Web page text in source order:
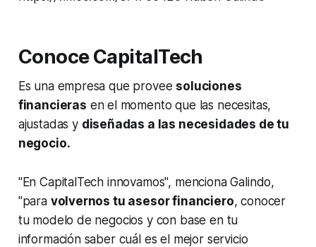
Conoce CapitalTech
Es una empresa que provee soluciones
financieras en el momento que las necesitas,
ajustadas y diseñadas a las necesidades de tu
negocio.
"En CapitalTech innovamos", menciona Galindo,
"para volvernos tu asesor financiero, conocer
tu modelo de negocios y con base en tu
información saber cuál es el mejor servicio